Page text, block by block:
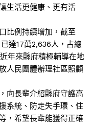
生活更健康、更有活
例持續增加，截至
達17萬2,636人，占總
年來縣府積極輔導在地
人民團體辦理社區照顧
長輩介紹縣府守護高
系統、防走失手環、住
，希望長輩能獲得正確